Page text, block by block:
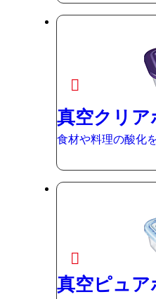
真空クリア
食材や料理の酸化
真空ピュア